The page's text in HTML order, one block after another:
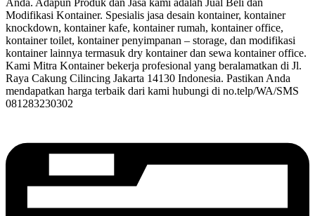
Anda. Adapun Produk dan Jasa kami adalah Jual Beli dan
Modifikasi Kontainer. Spesialis jasa desain kontainer, kontainer
knockdown, kontainer kafe, kontainer rumah, kontainer office,
kontainer toilet, kontainer penyimpanan – storage, dan modifikasi
kontainer lainnya termasuk dry kontainer dan sewa kontainer office.
Kami Mitra Kontainer bekerja profesional yang beralamatkan di Jl.
Raya Cakung Cilincing Jakarta 14130 Indonesia. Pastikan Anda
mendapatkan harga terbaik dari kami hubungi di no.telp/WA/SMS
081283230302